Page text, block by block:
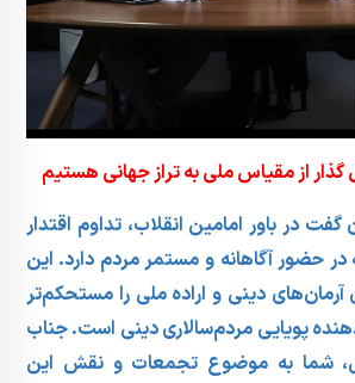
گذار از مقیاس ملی به تراز جهانی هستیم
در باور امامین انقلاب، تداوم اقتدار
در حضور آگاهانه و مستمر مردم دارد. این
دینی و اراده ملی را مستحکم‌تر
پویایی مردم‌سالاری دینی است. جناب
شما به موضوع تجمعات و نقش این